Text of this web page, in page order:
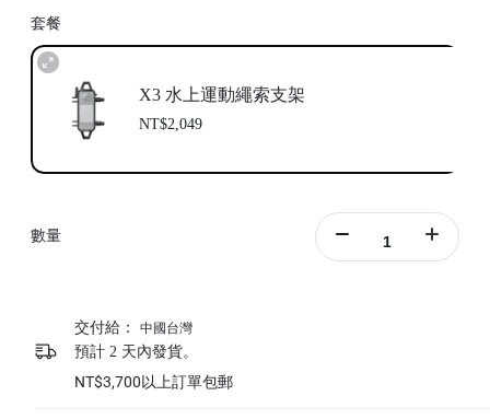
套餐
X3 水上運動繩索支架
NT$2,049
數量
交付給： 中國台灣
預計 2 天內發貨。
NT$3,700以上訂單包郵